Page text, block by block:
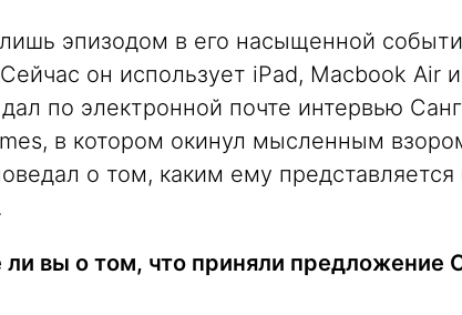
эпизодом в его насыщенной
он использует iPad, Macbook Air
по электронной почте интервью
в котором окинул мысленным
о том, каким ему
вы о том, что приняли предложение